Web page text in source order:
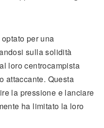
per una
sulla solidità
loro centrocampista
attaccante. Questa
la pressione e lanciare
ha limitato la loro